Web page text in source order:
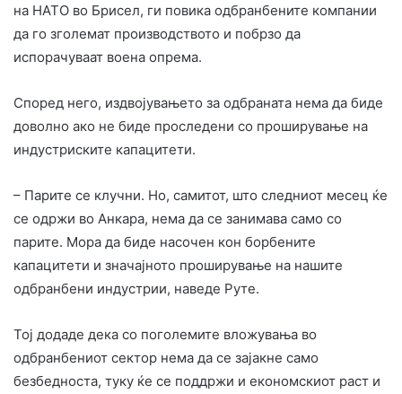
на НАТО во Брисел, ги повика одбранбените компании
да го зголемат производството и побрзо да
испорачуваат воена опрема.
Според него, издвојувањето за одбраната нема да биде
доволно ако не биде проследени со проширување на
индустриските капацитети.
– Парите се клучни. Но, самитот, што следниот месец ќе
се одржи во Анкара, нема да се занимава само со
парите. Мора да биде насочен кон борбените
капацитети и значајното проширување на нашите
одбранбени индустрии, наведе Руте.
Тој додаде дека со поголемите вложувања во
одбранбениот сектор нема да се зајакне само
безбедноста, туку ќе се поддржи и економскиот раст и